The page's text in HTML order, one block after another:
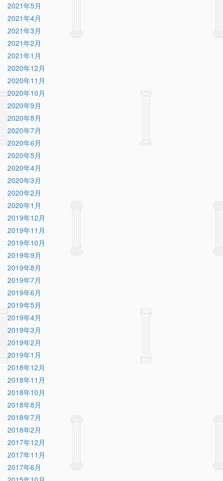
2021年5月
2021年4月
2021年3月
2021年2月
2021年1月
2020年12月
2020年11月
2020年10月
2020年9月
2020年8月
2020年7月
2020年6月
2020年5月
2020年4月
2020年3月
2020年2月
2020年1月
2019年12月
2019年11月
2019年10月
2019年9月
2019年8月
2019年7月
2019年6月
2019年5月
2019年4月
2019年3月
2019年2月
2019年1月
2018年12月
2018年11月
2018年10月
2018年8月
2018年7月
2018年2月
2017年12月
2017年11月
2017年6月